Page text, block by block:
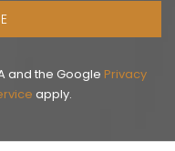
and the Google Privacy
apply.